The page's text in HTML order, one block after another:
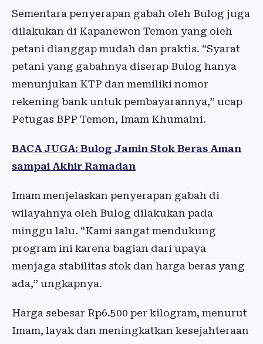
Sementara penyerapan gabah oleh Bulog juga
dilakukan di Kapanewon Temon yang oleh
petani dianggap mudah dan praktis. “Syarat
petani yang gabahnya diserap Bulog hanya
menunjukan KTP dan memiliki nomor
rekening bank untuk pembayarannya,” ucap
Petugas BPP Temon, Imam Khumaini.
BACA JUGA: Bulog Jamin Stok Beras Aman
sampai Akhir Ramadan
Imam menjelaskan penyerapan gabah di
wilayahnya oleh Bulog dilakukan pada
minggu lalu. “Kami sangat mendukung
program ini karena bagian dari upaya
menjaga stabilitas stok dan harga beras yang
ada,” ungkapnya.
Harga sebesar Rp6.500 per kilogram, menurut
Imam, layak dan meningkatkan kesejahteraan